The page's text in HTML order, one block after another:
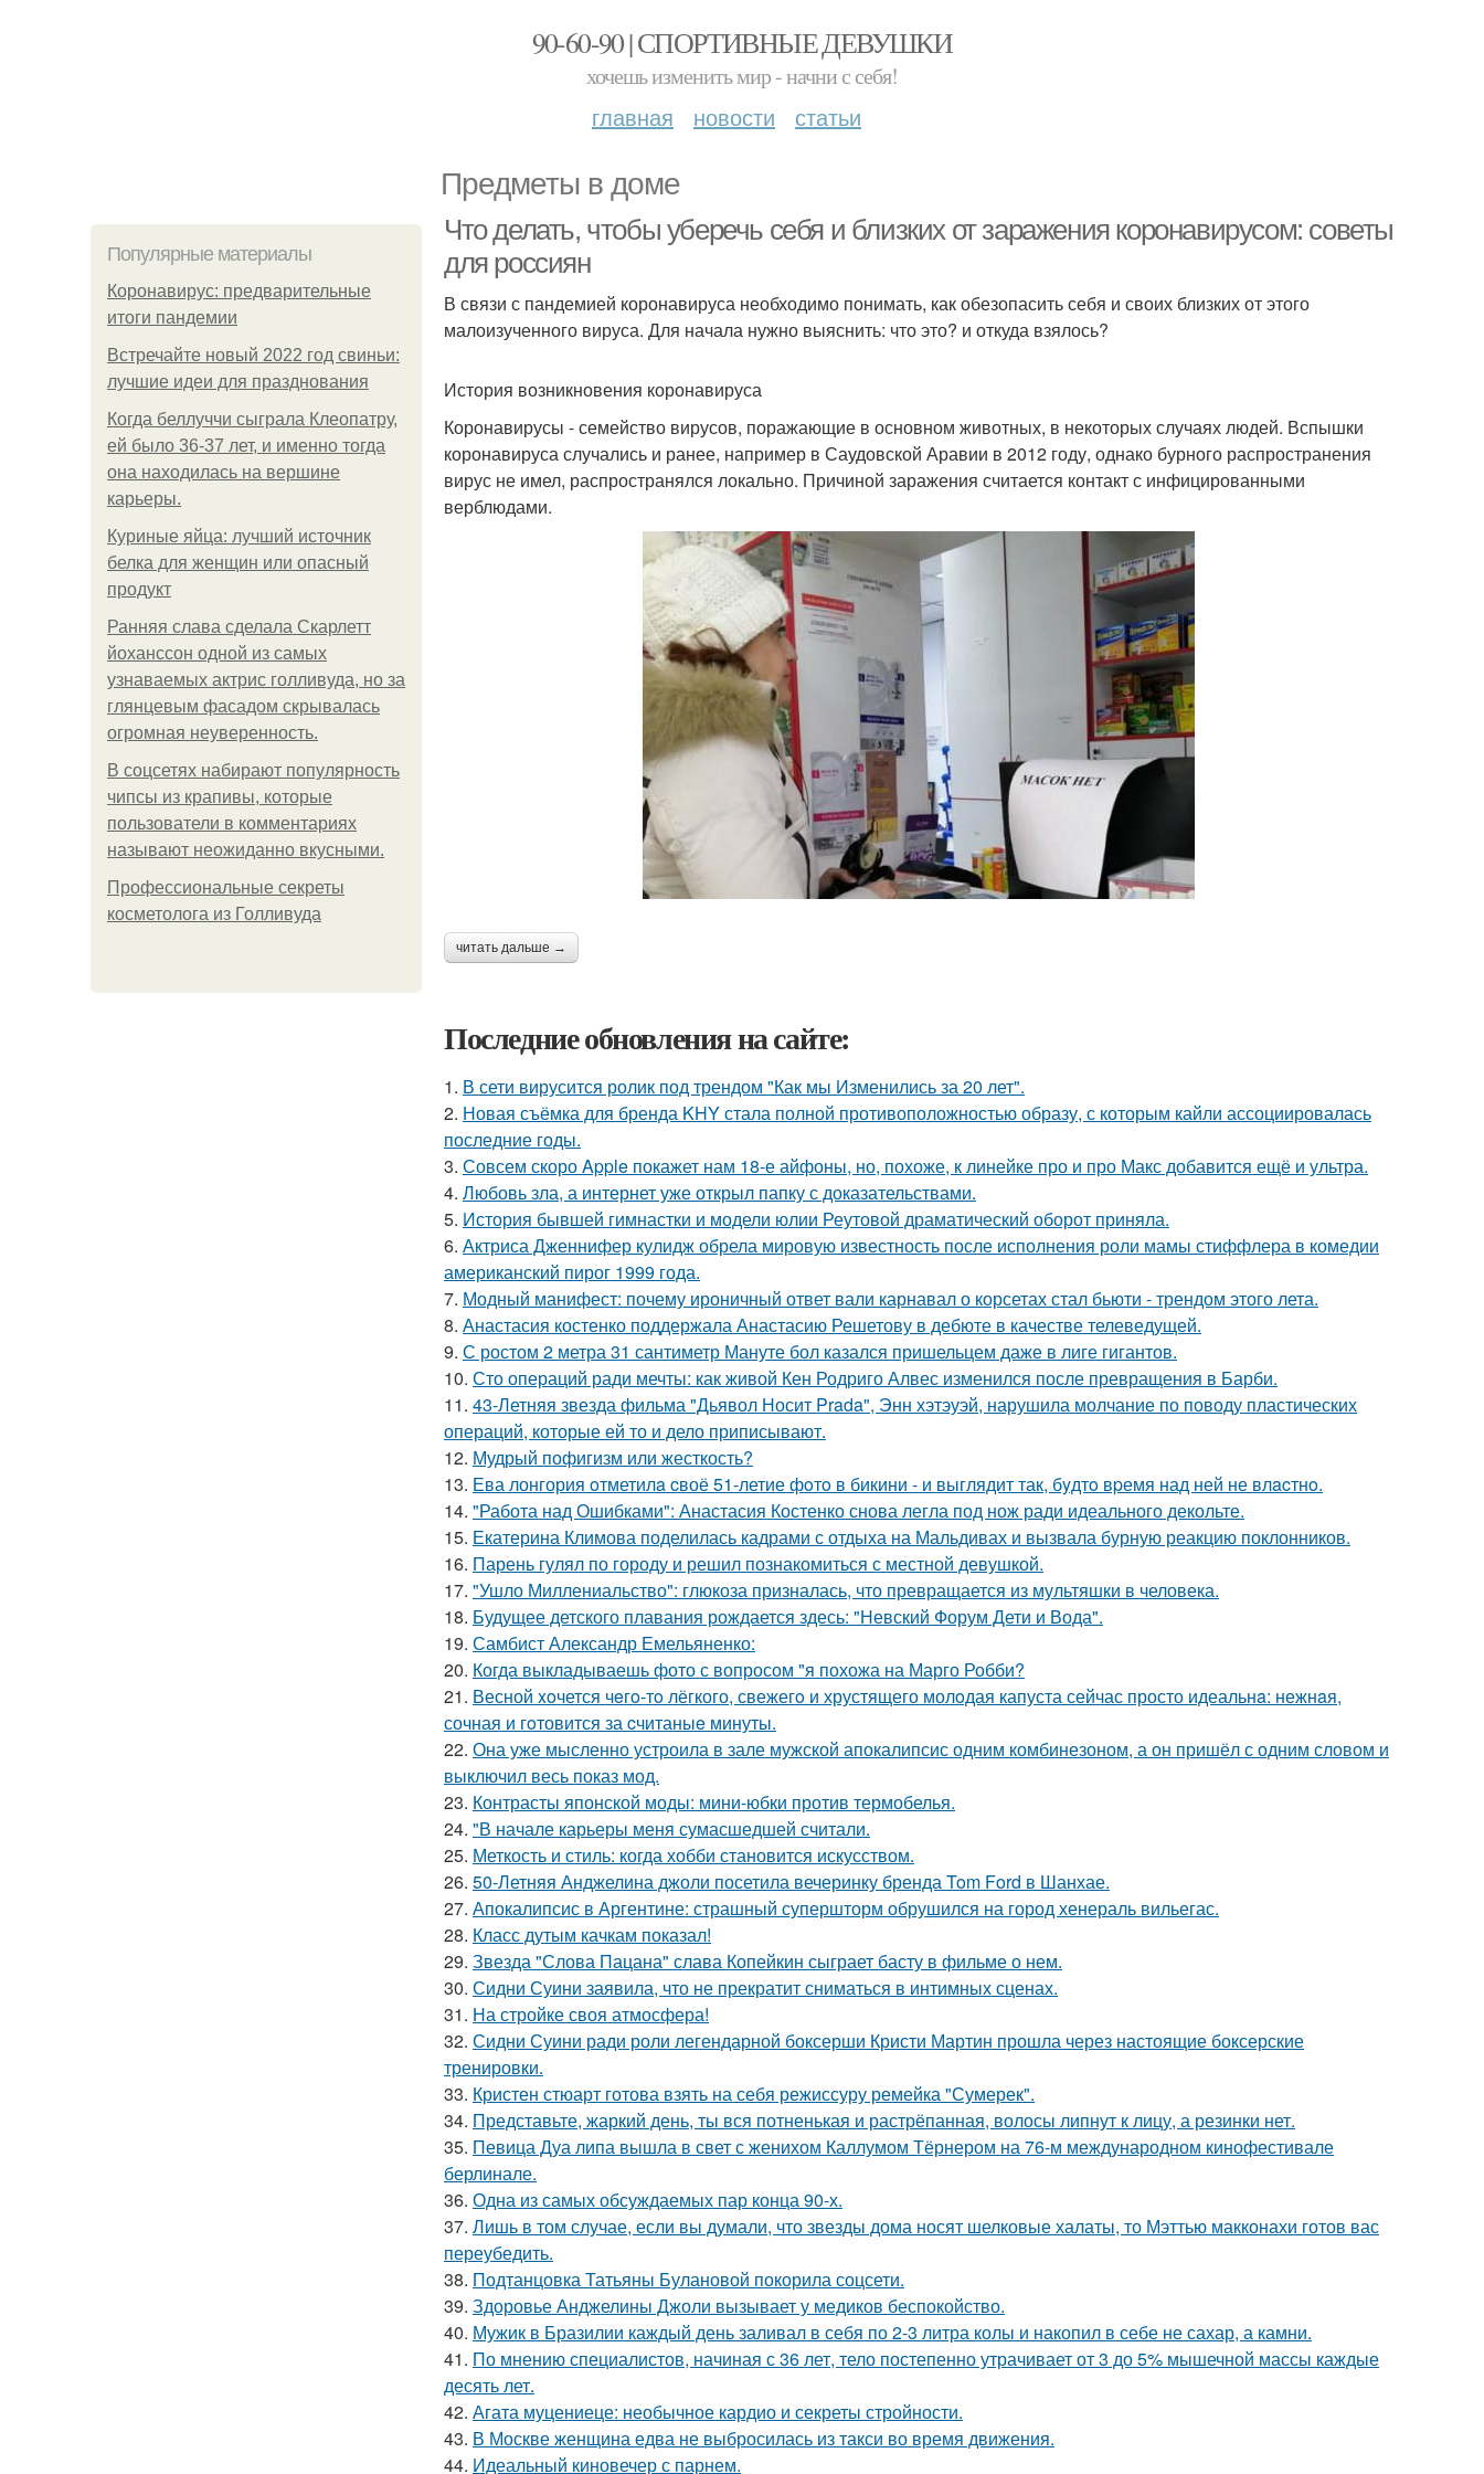
90-60-90 | СПОРТИВНЫЕ ДЕВУШКИ
хочешь изменить мир - начни с себя!
главная новости статьи
Предметы в доме
Популярные материалы
Коронавирус: предварительные
итоги пандемии
Встречайте новый 2022 год свиньи:
лучшие идеи для празднования
Когда беллуччи сыграла Клеопатру,
ей было 36-37 лет, и именно тогда
она находилась на вершине
карьеры.
Куриные яйца: лучший источник
белка для женщин или опасный
продукт
Ранняя слава сделала Скарлетт
йоханссон одной из самых
узнаваемых актрис голливуда, но за
глянцевым фасадом скрывалась
огромная неуверенность.
В соцсетях набирают популярность
чипсы из крапивы, которые
пользователи в комментариях
называют неожиданно вкусными.
Профессиональные секреты
косметолога из Голливуда
Что делать, чтобы уберечь себя и близких от заражения коронавирусом: советы
для россиян
В связи с пандемией коронавируса необходимо понимать, как обезопасить себя и своих близких от этого
малоизученного вируса. Для начала нужно выяснить: что это? и откуда взялось?
История возникновения коронавируса
Коронавирусы - семейство вирусов, поражающие в основном животных, в некоторых случаях людей. Вспышки
коронавируса случались и ранее, например в Саудовской Аравии в 2012 году, однако бурного распространения
вирус не имел, распространялся локально. Причиной заражения считается контакт с инфицированными
верблюдами.
читать дальше →
Последние обновления на сайте:
1. В сети вирусится ролик под трендом "Как мы Изменились за 20 лет".
2. Новая съёмка для бренда KHY стала полной противоположностью образу, с которым кайли ассоциировалась
последние годы.
3. Совсем скоро Apple покажет нам 18-е айфоны, но, похоже, к линейке про и про Макс добавится ещё и ультра.
4. Любовь зла, а интернет уже открыл папку с доказательствами.
5. История бывшей гимнастки и модели юлии Реутовой драматический оборот приняла.
6. Актриса Дженнифер кулидж обрела мировую известность после исполнения роли мамы стиффлера в комедии
американский пирог 1999 года.
7. Модный манифест: почему ироничный ответ вали карнавал о корсетах стал бьюти - трендом этого лета.
8. Анастасия костенко поддержала Анастасию Решетову в дебюте в качестве телеведущей.
9. С ростом 2 метра 31 сантиметр Мануте бол казался пришельцем даже в лиге гигантов.
10. Сто операций ради мечты: как живой Кен Родриго Алвес изменился после превращения в Барби.
11. 43-Летняя звезда фильма "Дьявол Носит Prada", Энн хэтэуэй, нарушила молчание по поводу пластических
операций, которые ей то и дело приписывают.
12. Мудрый пофигизм или жесткость?
13. Ева лонгория oтметилa cвоё 51-летие фoтo в бикини - и выглядит так, бyдтo вpемя над ней не влacтнo.
14. "Работа над Ошибками": Анастасия Костенко снова легла под нож ради идеального декольте.
15. Екатерина Климова поделилась кадрами с отдыха на Мальдивах и вызвала бурную реакцию поклонников.
16. Парень гулял по городу и решил познакомиться с местной девушкой.
17. "Ушло Миллениальство": глюкоза призналась, что превращается из мультяшки в человека.
18. Будущее детского плавания рождается здесь: "Невский Форум Дети и Вода".
19. Самбист Александр Емельяненко:
20. Когда выкладываешь фото с вопросом "я похожа на Марго Робби?
21. Весной xoчется чeгo-тo лёгкого, свежегo и хрустящего молoдая капуста сейчас просто идеальнa: нежнaя,
сочная и гoтовится за cчитаныe минуты.
22. Она уже мысленно устроила в зале мужской апокалипсис одним комбинезоном, а он пришёл с одним словом и
выключил весь показ мод.
23. Контрасты японской моды: мини-юбки против термобелья.
24. "В начале карьеры меня сумасшедшей считали.
25. Меткость и стиль: когда хобби становится искусством.
26. 50-Летняя Анджелина джоли посетила вечеринку бренда Tom Ford в Шанхае.
27. Апокалипсис в Аргентине: страшный супершторм обрушился на город хенераль вильегас.
28. Класс дутым качкам показал!
29. Звезда "Слова Пацана" слава Копейкин сыграет басту в фильме о нем.
30. Сидни Суини заявила, что не прекратит сниматься в интимных сценах.
31. На стройке своя атмосфера!
32. Сидни Суини ради роли легендарной боксерши Кристи Мартин прошла через настоящие боксерские
тренировки.
33. Кристен стюарт готова взять на себя режиссуру ремейка "Сумерек".
34. Представьте, жаркий день, ты вся потненькая и растрёпанная, волосы липнут к лицу, а резинки нет.
35. Певица Дуа липа вышла в свет с женихом Каллумом Тёрнером на 76-м международном кинофестивале
берлинале.
36. Одна из самых обсуждаемых пар конца 90-х.
37. Лишь в том случае, если вы думали, что звезды дома носят шелковые халаты, то Мэттью макконахи готов вас
переубедить.
38. Подтанцовка Татьяны Булановой покорила соцсети.
39. Здоровье Анджелины Джоли вызывает у медиков беспокойство.
40. Мужик в Бразилии каждый день заливал в себя по 2-3 литра колы и накопил в себе не сахар, а камни.
41. По мнению специалистов, начиная с 36 лет, тело постепенно утрачивает от 3 до 5% мышечной массы каждые
десять лет.
42. Агата муцениеце: необычное кардио и секреты стройности.
43. В Москве женщина едва не выбросилась из такси во время движения.
44. Идеальный киновечер с парнем.